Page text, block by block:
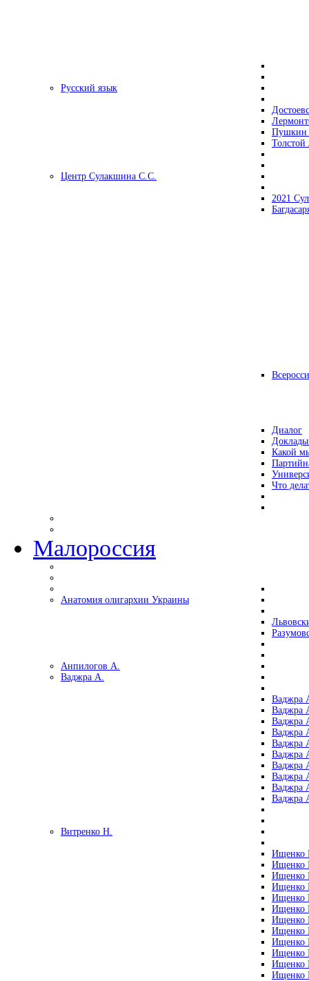
Русский язык
Центр Сулакшина С.С.
2021
Диалог
Какой
Что
Малороссия
Анатомия олигархии Украины
Анпилогов А.
Ваджра А.
Ваджра
Ваджра
Ваджра
Ваджра
Ваджра
Ваджра
Ваджра
Ваджра
Ваджра
Ваджра
Витренко Н.
Ищенко
Ищенко
Ищенко
Ищенко
Ищенко
Ищенко
Ищенко
Ищенко
Ищенко
Ищенко
Ищенко
Ищенко